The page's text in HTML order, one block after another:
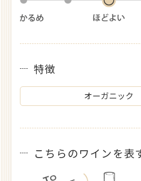
特徴
オーガニック
こちらのワインを表